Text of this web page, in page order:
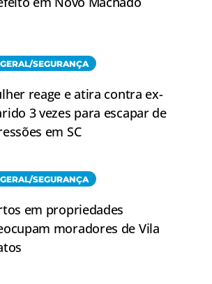
GERAL/SEGURANÇA
reage e atira contra ex-
3 vezes para escapar de
em SC
GERAL/SEGURANÇA
em propriedades
moradores de Vila